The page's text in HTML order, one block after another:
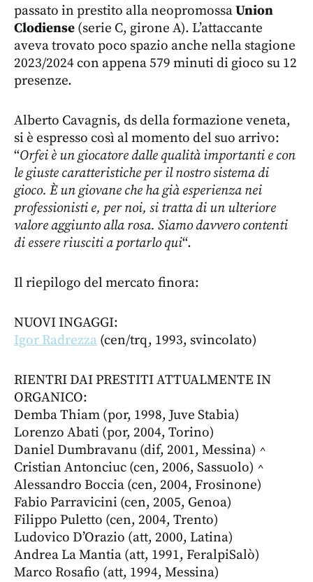
passato in prestito alla neopromossaUnion
Clodiense (serie C, girone A). L’attaccante
aveva trovato poco spazio anche nella stagione
2023/2024 con appena 579 minuti di gioco su 12
presenze.
Alberto Cavagnis, ds della formazione veneta,
si è espresso così al momento del suo arrivo:
“Orfei è un giocatore dalle qualità importanti e con
le giuste caratteristiche per il nostro sistema di
gioco. È un giovane che ha già esperienza nei
professionisti e, per noi, si tratta di un ulteriore
valore aggiunto alla rosa. Siamo davvero contenti
di essere riusciti a portarlo qui“.
Il riepilogo del mercato finora:
NUOVI INGAGGI:
Igor Radrezza (cen/trq, 1993, svincolato)
RIENTRI DAI PRESTITI ATTUALMENTE IN
ORGANICO:
Demba Thiam (por, 1998, Juve Stabia)
Lorenzo Abati (por, 2004, Torino)
Daniel Dumbravanu (dif, 2001, Messina) ^
Cristian Antonciuc (cen, 2006, Sassuolo) ^
Alessandro Boccia (cen, 2004, Frosinone)
Fabio Parravicini (cen, 2005, Genoa)
Filippo Puletto (cen, 2004, Trento)
Ludovico D’Orazio (att, 2000, Latina)
Andrea La Mantia (att, 1991, FeralpiSalò)
Marco Rosafio (att, 1994, Messina)